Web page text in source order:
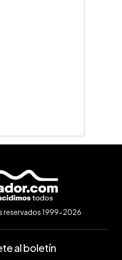
reservados 1999-2026
al boletín